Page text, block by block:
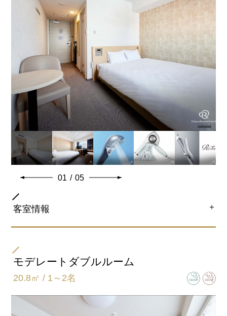
ユニットバス
40インチ液晶テレビ
※ベビーベッド・エキストラベッドの設置ができないお
部屋タイプでございます。
共通客室設備・アメニティ
01 / 05
客室情報 ＋
ダブル
168ｃｍ×203ｃｍ
モデレートダブルルーム
20.8㎡ / 1～2名